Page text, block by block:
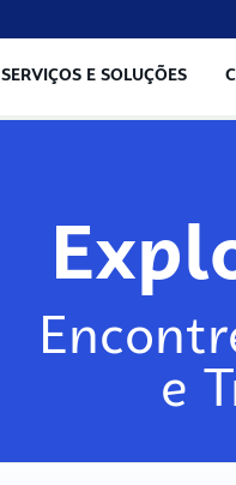
SERVIÇOS E SOLUÇÕES
e